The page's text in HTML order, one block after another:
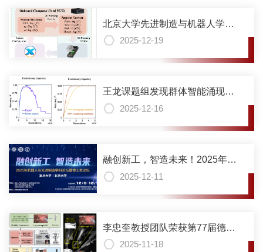
北京大学先进制造与机器人学院
李忠奎教授课题组在非完整机器
2025-12-19
王龙课题组发现群体智能涌现和
演化调控机制
2025-12-16
融创新工，智造未来！2025年机
器人与先进制造学科论坛暨博士
2025-12-11
李忠奎教授团队荣获第77届德国
纽伦堡国际发明展金奖与组委会
2025-11-18